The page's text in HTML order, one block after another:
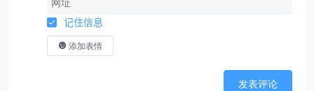
记住信息
添加表情
发表评论